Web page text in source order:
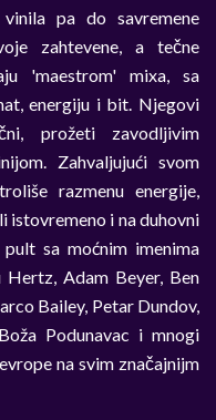
pa do savremene
zahtevene, a tečne
'maestrom' mixa, sa
energiju i bit. Njegovi
prožeti zavodljivim
Zahvaljujući svom
razmenu energije,
istovremeno i na duhovni
sa moćnim imenima
Hertz, Adam Beyer, Ben
Bailey, Petar Dundov,
Podunavac i mnogi
na svim značajnijm